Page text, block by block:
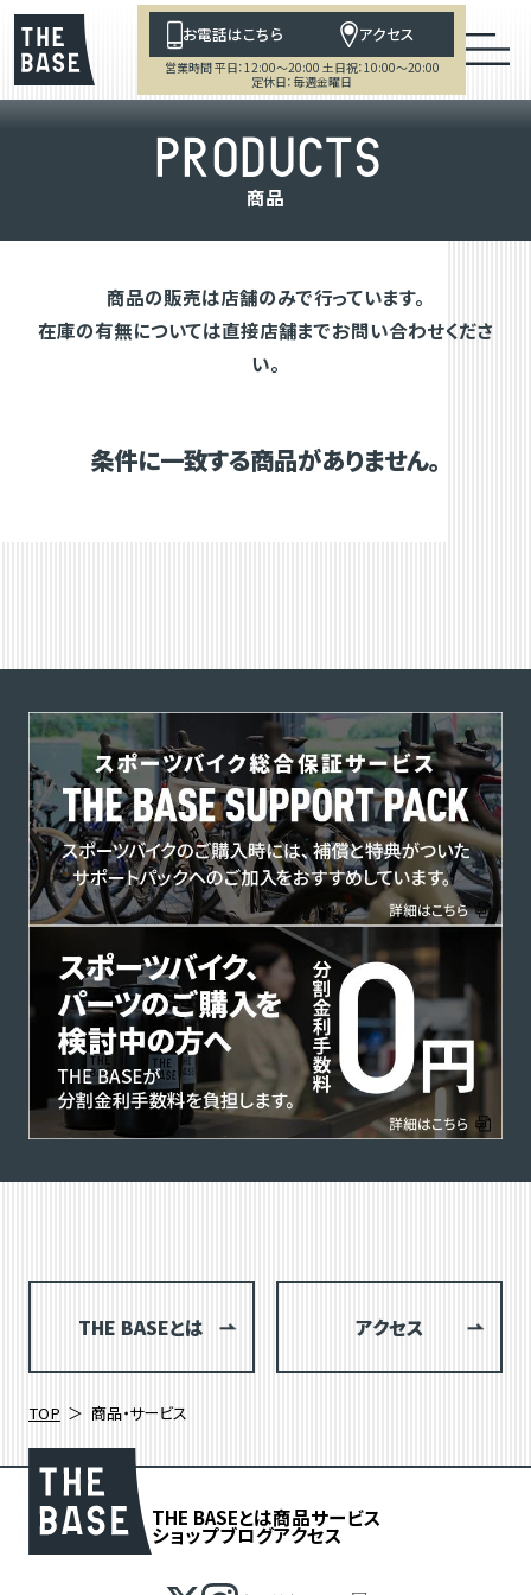
お電話はこちら アクセス
営業時間 平日：12:00～20:00 土日祝：10:00～20:00
定休日：毎週金曜日
PRODUCTS
商品
商品の販売は店舗のみで行っています。
在庫の有無については直接店舗までお問い合わせくださ
い。
条件に一致する商品がありません。
THE BASEとは アクセス
TOP 商品・サービス
THE BASEとは商品サービス
ショップブログアクセス